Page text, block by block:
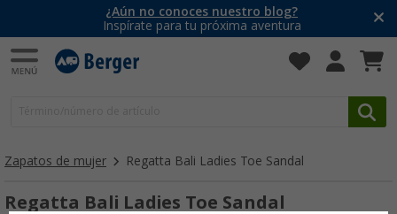
¿Aún no conoces nuestro blog?
Inspírate para tu próxima aventura
Zapatos de mujer Regatta Bali Ladies Toe Sandal
Regatta Bali Ladies Toe Sandal